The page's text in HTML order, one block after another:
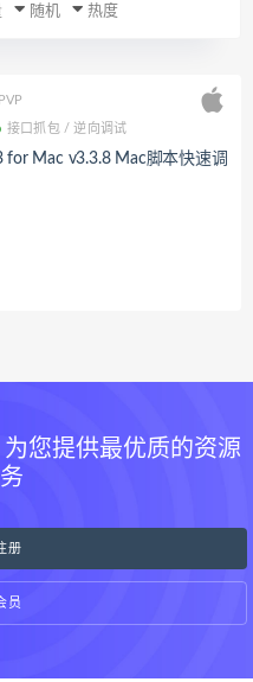
随机 热度
接口抓包 / 逆向调试
for Mac v3.3.8 Mac脚本快速调
您提供最优质的资源
册
员